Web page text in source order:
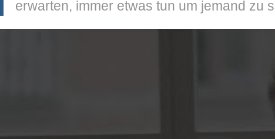
erwarten, immer etwas tun um jemand zu